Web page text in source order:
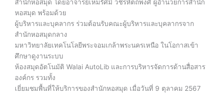
สำนักหอสมุด โดยอาจารย์เหมรัศมิ์ วชิรหัตถพงศ์ ผู้อำนวยการสำนัก
หอสมุด พร้อมด้วย
ผู้บริหารและบุคลากร ร่วมต้อนรับคณะผู้บริหารและบุคลากรจาก
สำนักหอสมุดกลาง
มหาวิทยาลัยเทคโนโลยีพระจอมเกล้าพระนครเหนือ ในโอกาสเข้า
ศึกษาดูงานระบบ
ห้องสมุดอัตโนมัติ Walai AutoLib และการบริหารจัดการด้านสื่อสาร
องค์กร รวมทั้ง
เยี่ยมชมพื้นที่ให้บริการของสำนักหอสมุด เมื่อวันที่ 9 ตุลาคม 2567